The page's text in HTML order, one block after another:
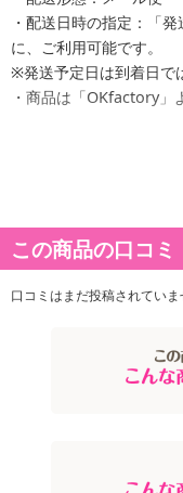
・配送日時の指定：「
に、ご利用可能です。
※発送予定日は到着日で
・商品は「OKfactory」
この商品の口コミ
口コミはまだ投稿されていま